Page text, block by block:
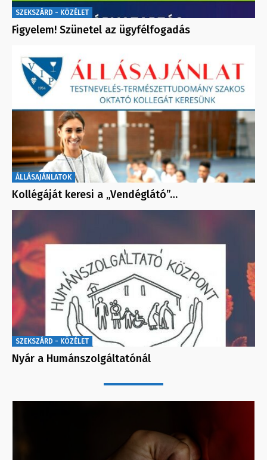
SZEKSZÁRD - KÖZÉLET
Figyelem! Szünetel az ügyfélfogadás
ÁLLÁSAJÁNLATOK
Kollégáját keresi a „Vendéglátó”…
SZEKSZÁRD - KÖZÉLET
Nyár a Humánszolgáltatónál